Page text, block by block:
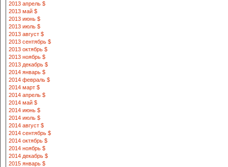
2013 апрель $
2013 май $
2013 июнь $
2013 июль $
2013 август $
2013 сентябрь $
2013 октябрь $
2013 ноябрь $
2013 декабрь $
2014 январь $
2014 февраль $
2014 март $
2014 апрель $
2014 май $
2014 июнь $
2014 июль $
2014 август $
2014 сентябрь $
2014 октябрь $
2014 ноябрь $
2014 декабрь $
2015 январь $